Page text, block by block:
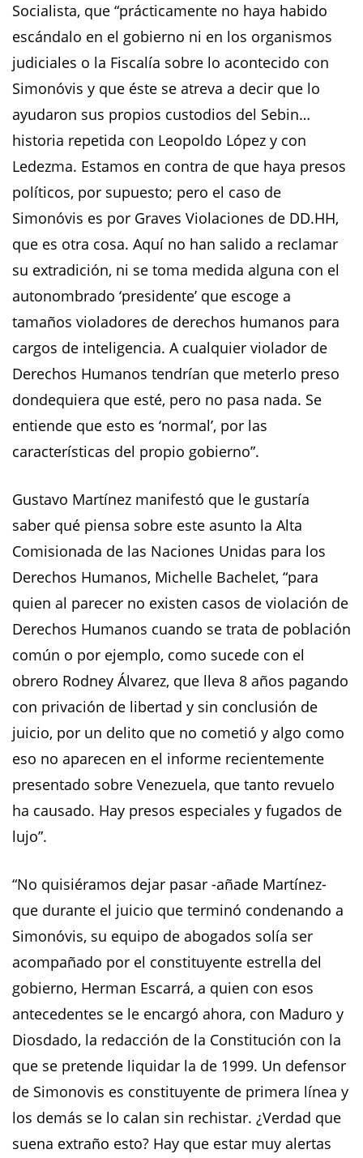
Socialista, que “prácticamente no haya habido
escándalo en el gobierno ni en los organismos
judiciales o la Fiscalía sobre lo acontecido con
Simonóvis y que éste se atreva a decir que lo
ayudaron sus propios custodios del Sebin…
historia repetida con Leopoldo López y con
Ledezma. Estamos en contra de que haya presos
políticos, por supuesto; pero el caso de
Simonóvis es por Graves Violaciones de DD.HH,
que es otra cosa. Aquí no han salido a reclamar
su extradición, ni se toma medida alguna con el
autonombrado ‘presidente’ que escoge a
tamaños violadores de derechos humanos para
cargos de inteligencia. A cualquier violador de
Derechos Humanos tendrían que meterlo preso
dondequiera que esté, pero no pasa nada. Se
entiende que esto es ‘normal’, por las
características del propio gobierno”.
Gustavo Martínez manifestó que le gustaría
saber qué piensa sobre este asunto la Alta
Comisionada de las Naciones Unidas para los
Derechos Humanos, Michelle Bachelet, “para
quien al parecer no existen casos de violación de
Derechos Humanos cuando se trata de población
común o por ejemplo, como sucede con el
obrero Rodney Álvarez, que lleva 8 años pagando
con privación de libertad y sin conclusión de
juicio, por un delito que no cometió y algo como
eso no aparecen en el informe recientemente
presentado sobre Venezuela, que tanto revuelo
ha causado. Hay presos especiales y fugados de
lujo”.
“No quisiéramos dejar pasar -añade Martínez-
que durante el juicio que terminó condenando a
Simonóvis, su equipo de abogados solía ser
acompañado por el constituyente estrella del
gobierno, Herman Escarrá, a quien con esos
antecedentes se le encargó ahora, con Maduro y
Diosdado, la redacción de la Constitución con la
que se pretende liquidar la de 1999. Un defensor
de Simonovis es constituyente de primera línea y
los demás se lo calan sin rechistar. ¿Verdad que
suena extraño esto? Hay que estar muy alertas